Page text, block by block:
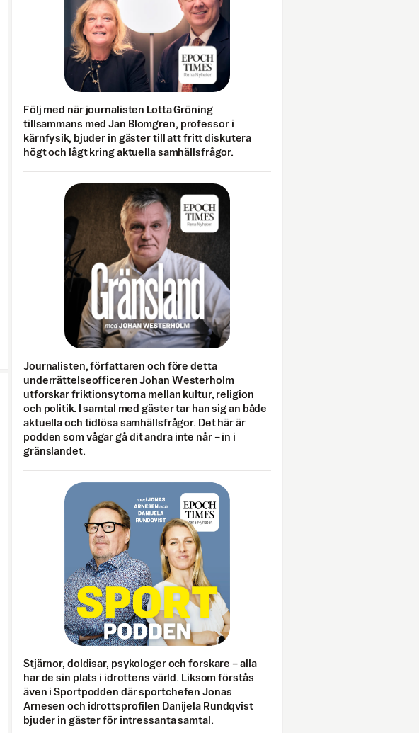
Följ med när journalisten Lotta Gröning
tillsammans med Jan Blomgren, professor i
kärnfysik, bjuder in gäster till att fritt diskutera
högt och lågt kring aktuella samhällsfrågor.
Journalisten, författaren och före detta
underrättelseofficeren Johan Westerholm
utforskar friktionsytorna mellan kultur, religion
och politik. I samtal med gäster tar han sig an både
aktuella och tidlösa samhällsfrågor. Det här är
podden som vågar gå dit andra inte når – in i
gränslandet.
Stjärnor, doldisar, psykologer och forskare – alla
har de sin plats i idrottens värld. Liksom förstås
även i Sportpodden där sportchefen Jonas
Arnesen och idrottsprofilen Danijela Rundqvist
bjuder in gäster för intressanta samtal.